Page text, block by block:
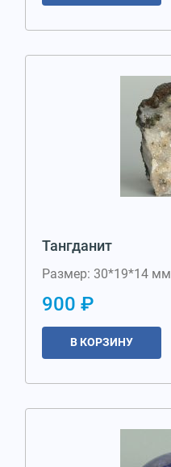
Тангданит
Размер: 30*19*14 мм
900 ₽
В КОРЗИНУ